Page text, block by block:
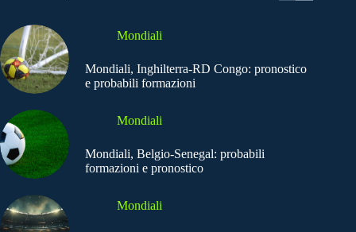
Mondiali
Mondiali, Inghilterra-RD Congo: pronostico
e probabili formazioni
Mondiali
Mondiali, Belgio-Senegal: probabili
formazioni e pronostico
Mondiali